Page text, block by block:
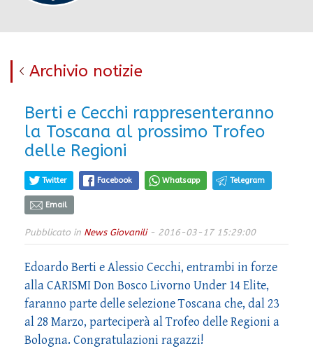
Archivio notizie
Berti e Cecchi rappresenteranno
la Toscana al prossimo Trofeo
delle Regioni
Twitter Facebook Whatsapp Telegram
Email
Pubblicato in News Giovanili- 2016-03-17 15:29:00
Edoardo Berti e Alessio Cecchi, entrambi in forze
alla CARISMI Don Bosco Livorno Under 14 Elite,
faranno parte delle selezione Toscana che, dal 23
al 28 Marzo, parteciperà al Trofeo delle Regioni a
Bologna. Congratulazioni ragazzi!